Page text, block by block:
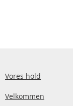
Vores hold
Velkommen